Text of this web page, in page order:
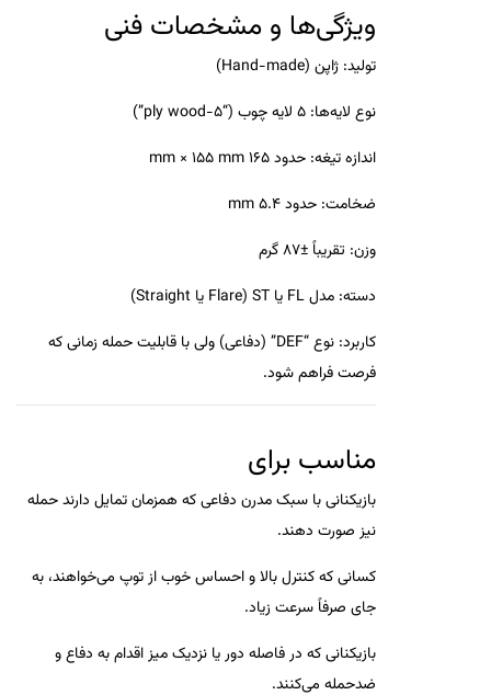
ویژگی‌ها و مشخصات فنی
تولید: ژاپن (Hand-made)
نوع لایه‌ها: ۵ لایه چوب (“5-ply wood”)
اندازه تیغه: حدود 165 mm × 155 mm
ضخامت: حدود 5.4 mm
وزن: تقریباً ±87 گرم
دسته: مدل FL یا ST (Flare یا Straight)
کاربرد: نوع “DEF” (دفاعی) ولی با قابلیت حمله زمانی که
فرصت فراهم شود.
مناسب برای
بازیکنانی با سبک مدرن دفاعی که همزمان تمایل دارند حمله
نیز صورت دهند.
کسانی که کنترل بالا و احساس خوب از توپ می‌خواهند، به
جای صرفاً سرعت زیاد.
بازیکنانی که در فاصله دور یا نزدیک میز اقدام به دفاع و
ضدحمله می‌کنند.